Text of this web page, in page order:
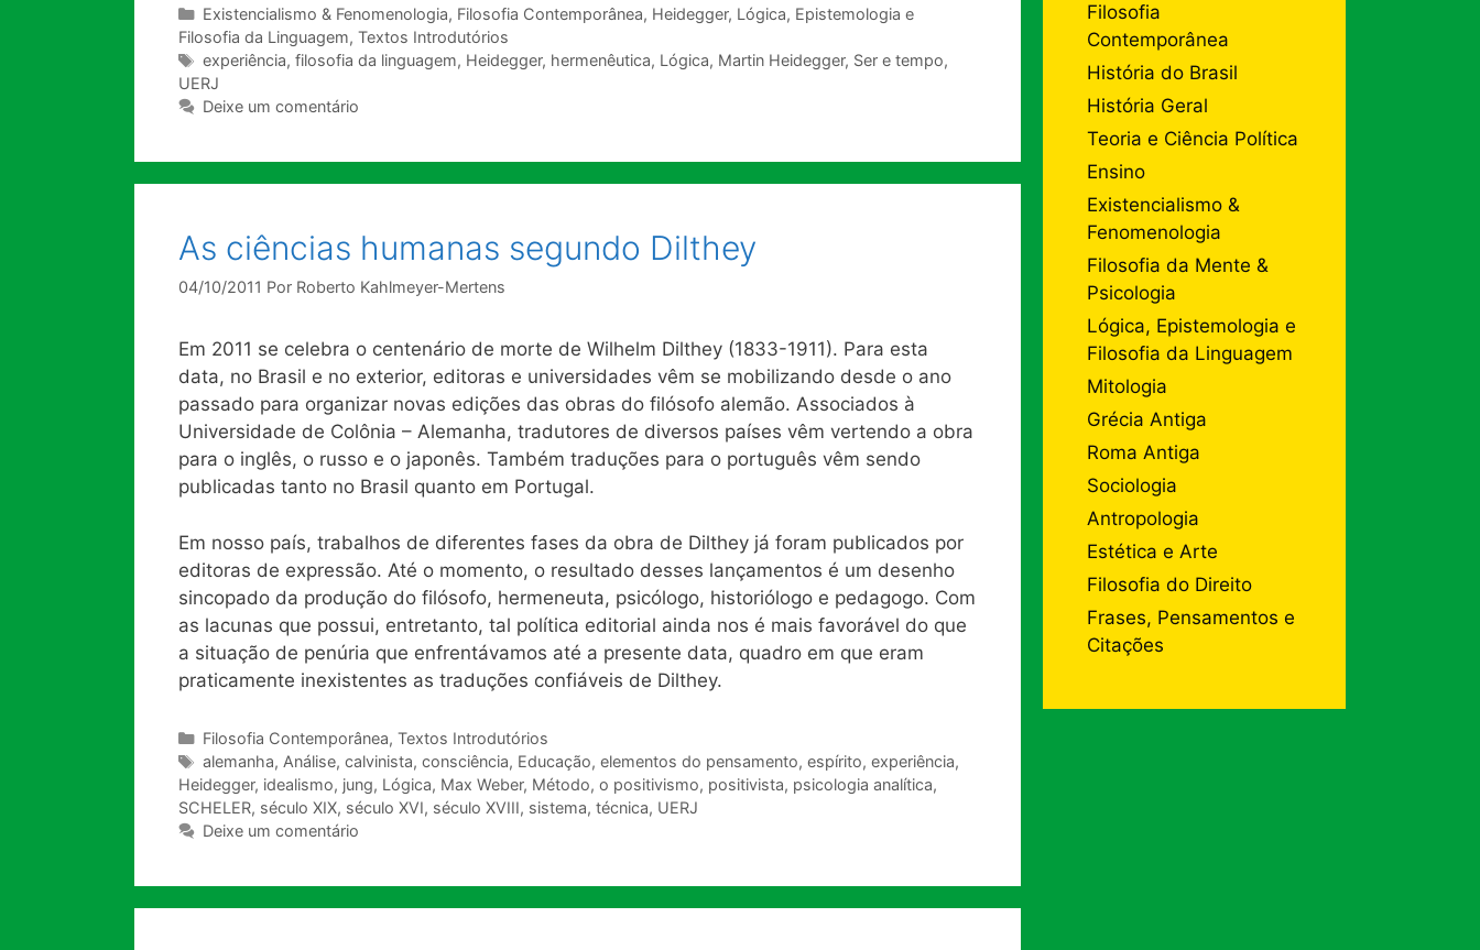
Categorias
Existencialismo & Fenomenologia, Filosofia Contemporânea, Heidegger, Lógica, Epistemologia e
Filosofia da Linguagem, Textos Introdutórios
Tags
experiência, filosofia da linguagem, Heidegger, hermenêutica, Lógica, Martin Heidegger, Ser e tempo,
UERJ
Deixe um comentário
As ciências humanas segundo Dilthey
04/10/2011 Por Roberto Kahlmeyer-Mertens
Em 2011 se celebra o centenário de morte de Wilhelm Dilthey (1833-1911). Para esta
data, no Brasil e no exterior, editoras e universidades vêm se mobilizando desde o ano
passado para organizar novas edições das obras do filósofo alemão. Associados à
Universidade de Colônia – Alemanha, tradutores de diversos países vêm vertendo a obra
para o inglês, o russo e o japonês. Também traduções para o português vêm sendo
publicadas tanto no Brasil quanto em Portugal.
Em nosso país, trabalhos de diferentes fases da obra de Dilthey já foram publicados por
editoras de expressão. Até o momento, o resultado desses lançamentos é um desenho
sincopado da produção do filósofo, hermeneuta, psicólogo, historiólogo e pedagogo. Com
as lacunas que possui, entretanto, tal política editorial ainda nos é mais favorável do que
a situação de penúria que enfrentávamos até a presente data, quadro em que eram
praticamente inexistentes as traduções confiáveis de Dilthey.
Categorias
Filosofia Contemporânea, Textos Introdutórios
Tags
alemanha, Análise, calvinista, consciência, Educação, elementos do pensamento, espírito, experiência,
Heidegger, idealismo, jung, Lógica, Max Weber, Método, o positivismo, positivista, psicologia analítica,
SCHELER, século XIX, século XVI, século XVIII, sistema, técnica, UERJ
Deixe um comentário
Filosofia
Contemporânea
História do Brasil
História Geral
Teoria e Ciência Política
Ensino
Existencialismo &
Fenomenologia
Filosofia da Mente &
Psicologia
Lógica, Epistemologia e
Filosofia da Linguagem
Mitologia
Grécia Antiga
Roma Antiga
Sociologia
Antropologia
Estética e Arte
Filosofia do Direito
Frases, Pensamentos e
Citações